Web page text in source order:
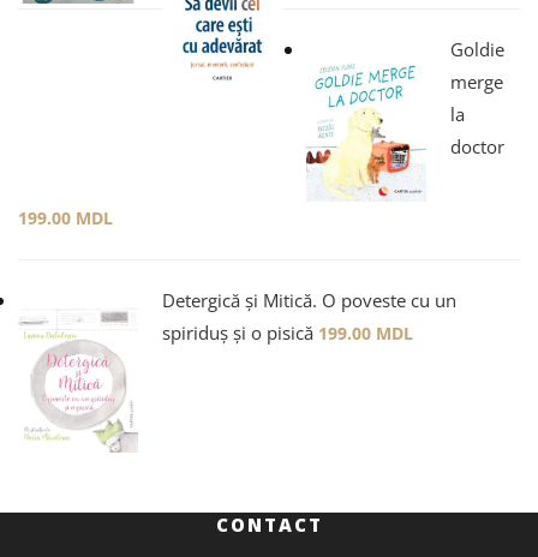
Goldie
merge
la
doctor
199.00 MDL
Detergică și Mitică. O poveste cu un
spiriduș și o pisică 199.00 MDL
CONTACT